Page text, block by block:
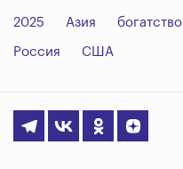
2025 Азия богатство
Россия США